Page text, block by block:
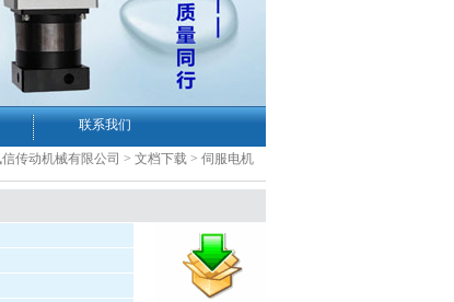
联系我们
传动机械有限公司 > 文档下载 > 伺服电机